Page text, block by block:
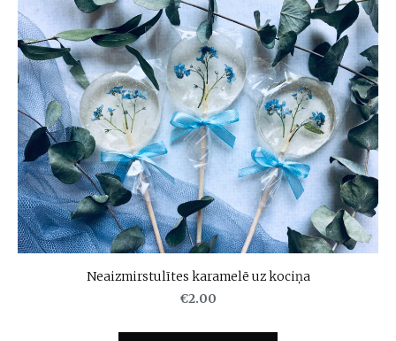
Neaizmirstulītes karamelē uz kociņa
€2.00